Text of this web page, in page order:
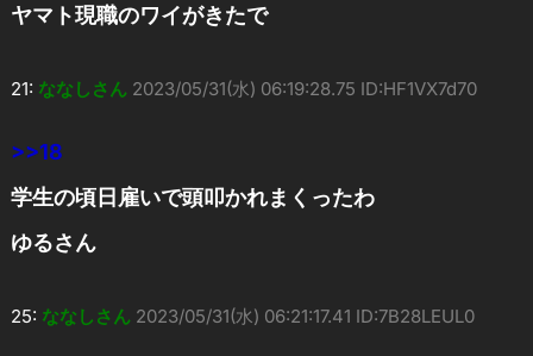
ヤマト現職のワイがきたで
21: ななしさん 2023/05/31(水) 06:19:28.75 ID:HF1VX7d70
>>18
学生の頃日雇いで頭叩かれまくったわ
ゆるさん
25: ななしさん 2023/05/31(水) 06:21:17.41 ID:7B28LEUL0